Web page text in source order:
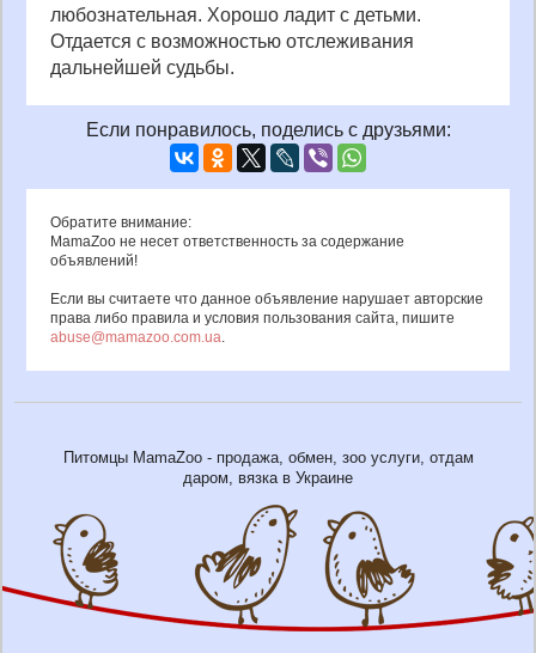
любознательная. Хорошо ладит с детьми.
Отдается с возможностью отслеживания
дальнейшей судьбы.
Если понравилось, поделись с друзьями:
Обратите внимание:
MamaZoo не несет ответственность за содержание
объявлений!
Если вы считаете что данное объявление нарушает авторские
права либо правила и условия пользования сайта, пишите
abuse@mamazoo.com.ua
Питомцы MamaZoo - продажа, обмен, зоо услуги, отдам
даром, вязка в Украине